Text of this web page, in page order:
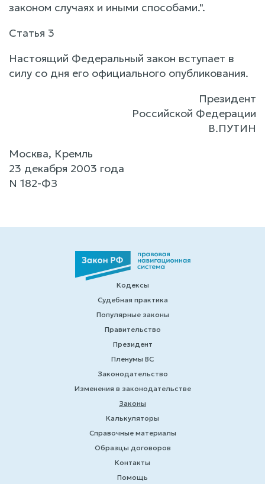
законом случаях и иными способами.".
Статья 3
Настоящий Федеральный закон вступает в
силу со дня его официального опубликования.
Президент
Российской Федерации
В.ПУТИН
Москва, Кремль
23 декабря 2003 года
N 182-ФЗ
Кодексы
Судебная практика
Популярные законы
Правительство
Президент
Пленумы ВС
Законодательство
Изменения в законодательстве
Законы
Калькуляторы
Справочные материалы
Образцы договоров
Контакты
Помощь